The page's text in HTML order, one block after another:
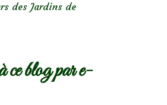
des Jardins de
blog par e-